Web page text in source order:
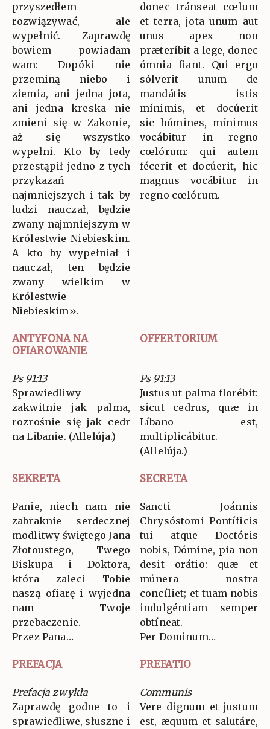
przyszedłem
rozwiązywać, ale
wypełnić. Zaprawdę
bowiem powiadam
wam: Dopóki nie
przeminą niebo i
ziemia, ani jedna jota,
ani jedna kreska nie
zmieni się w Zakonie,
aż się wszystko
wypełni. Kto by tedy
przestąpił jedno z tych
przykazań
najmniejszych i tak by
ludzi nauczał, będzie
zwany najmniejszym w
Królestwie Niebieskim.
A kto by wypełniał i
nauczał, ten będzie
zwany wielkim w
Królestwie
Niebieskim».
donec tránseat cœlum
et terra, jota unum aut
unus apex non
præteríbit a lege, donec
ómnia fiant. Qui ergo
sólverit unum de
mandátis istis
mínimis, et docúerit
sic hómines, mínimus
vocábitur in regno
cœlórum: qui autem
fécerit et docúerit, hic
magnus vocábitur in
regno cœlórum.
ANTYFONA NA
OFIAROWANIE
OFFERTORIUM
Ps 91:13
Sprawiedliwy
zakwitnie jak palma,
rozrośnie się jak cedr
na Libanie. (Allelúja.)
Ps 91:13
Justus ut palma florébit:
sicut cedrus, quæ in
Líbano est,
multiplicábitur.
(Allelúja.)
SEKRETA SECRETA
Panie, niech nam nie
zabraknie serdecznej
modlitwy świętego Jana
Złotoustego, Twego
Biskupa i Doktora,
która zaleci Tobie
naszą ofiarę i wyjedna
nam Twoje
przebaczenie.
Przez Pana…
Sancti Joánnis
Chrysóstomi Pontíficis
tui atque Doctóris
nobis, Dómine, pia non
desit orátio: quæ et
múnera nostra
concíliet; et tuam nobis
indulgéntiam semper
obtíneat.
Per Dominum…
PREFACJA PREFATIO
Prefacja zwykła
Zaprawdę godne to i
sprawiedliwe, słuszne i
Communis
Vere dignum et justum
est, æquum et salutáre,